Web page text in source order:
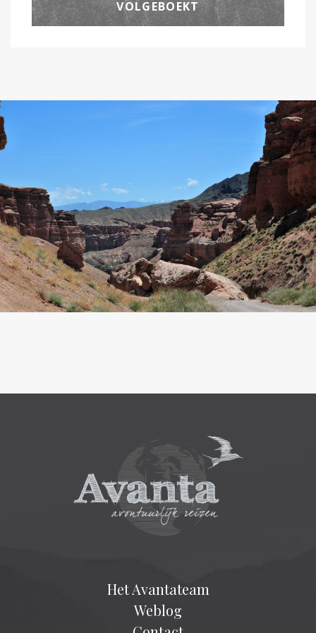
VOLGEBOEKT
Het Avantateam
Weblog